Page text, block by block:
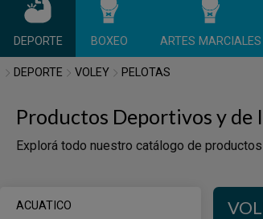
DEPORTE BOXEO ARTES MARCIALES
DEPORTE VOLEY PELOTAS
Productos Deportivos y
Explorá todo nuestro catálogo de
ACUATICO